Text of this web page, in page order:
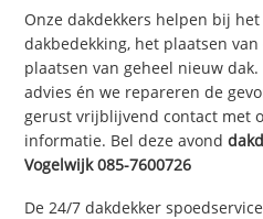
Onze dakdekkers helpen bij
dakbedekking, het plaatsen
plaatsen van geheel nieuw
advies én we repareren de
gerust vrijblijvend contact met
informatie. Bel deze avond
Vogelwijk085-7600726
De 24/7 dakdekker